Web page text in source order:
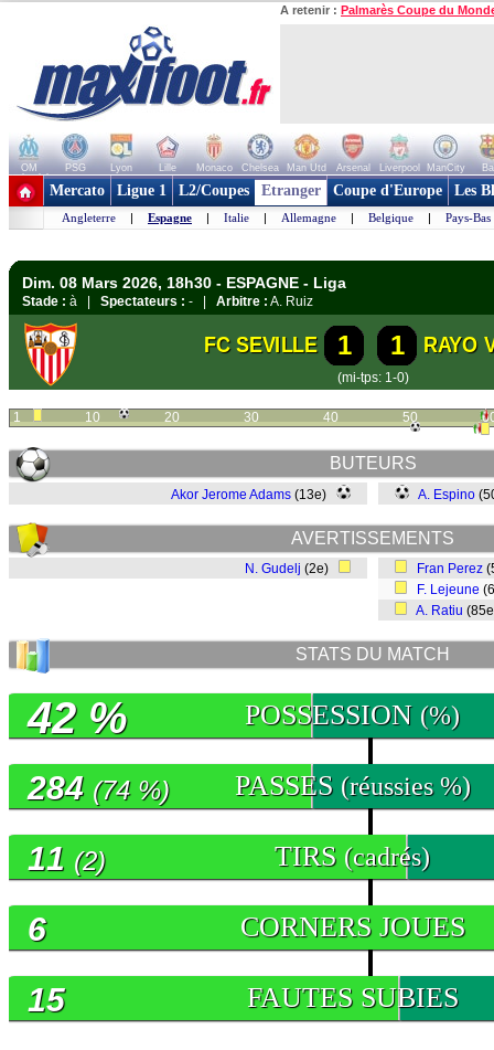
A retenir : Palmarès Coupe du
OM PSG Lyon Lille Monaco Chelsea Man Utd Arsenal Liverpool ManCity
+ de clubs
Mercato Ligue 1 L2/Coupes Etranger Coupe d'Europe Les
Angleterre | Espagne | Italie | Allemagne | Belgique | Pays-Bas
Dim. 08 Mars 2026, 18h30 - ESPAGNE - Liga
Stade : à | Spectateurs : - | Arbitre : A. Ruiz
FC SEVILLE 1 1 RAYO
(mi-tps: 1-0)
1 10 20 30 40 50
BUTEURS
Akor Jerome Adams (13e) A. Espino
AVERTISSEMENTS
N. Gudelj (2e) Fran Perez
F. Lejeune
A. Ratiu
STATS DU MATCH
POSSESSION (%)
42 %
PASSES (réussies %)
284 (74 %)
TIRS (cadrés)
11 (2)
CORNERS JOUES
6
FAUTES SUBIES
15